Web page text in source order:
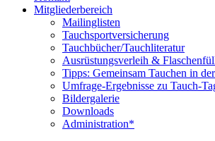
Mitgliederbereich
Mailinglisten
Tauchsportversicherung
Tauchbücher/Tauchliteratur
Ausrüstungsverleih &
Tipps: Gemeinsam Tauchen in
Umfrage-Ergebnisse zu Tauch-
Bildergalerie
Downloads
Administration*